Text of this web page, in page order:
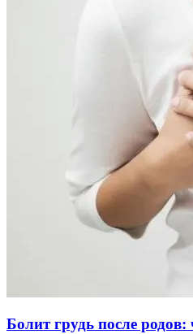
Болит грудь после родов: